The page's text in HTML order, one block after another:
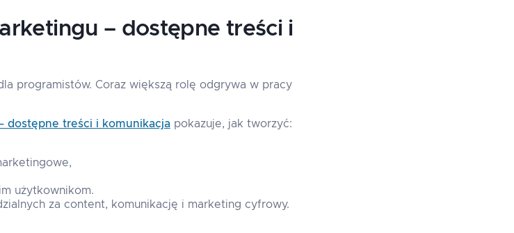
– dostępne treści i
programistów. Coraz większą rolę odgrywa w pracy
dostępne treści i komunikacja pokazuje, jak tworzyć:
użytkownikom.
za content, komunikację i marketing cyfrowy.